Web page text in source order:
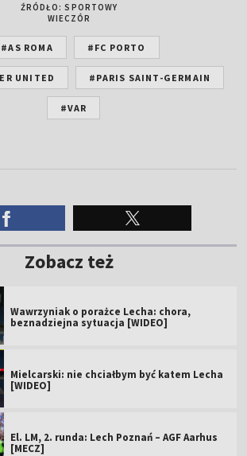
ŹRÓDŁO: SPORTOWY
WIECZÓR
#AS ROMA #FC PORTO
UNITED #PARIS SAINT-GERMAIN
#VAR
Zobacz też
Wawrzyniak o porażce Lecha: chora,
beznadziejna sytuacja [WIDEO]
Mielcarski: nie chciałbym być katem Lecha
[WIDEO]
El. LM, 2. runda: Lech Poznań – AGF Aarhus
[MECZ]